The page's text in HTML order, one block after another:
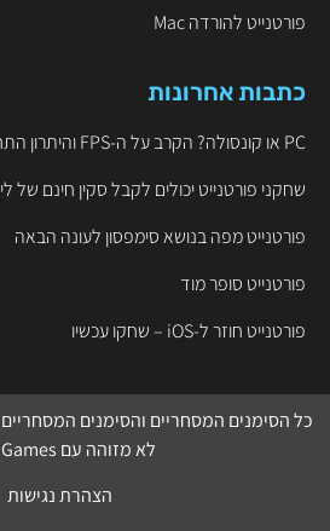
פורטנייט להורדה Mac
כתבות אחרונות
PC או קונסולה? הקרב על ה-FPS והיתרון התחרותי בפורטנייט
שחקני פורטנייט יכולים לקבל סקין חינם של
פורטנייט מפה בנושא סימפסון לעונה הבאה
פורטנייט סופר מוד
פורטנייט חוזר ל-iOS – שחקו עכשיו
כל הסימנים המסחריים והסימנים
לא מזוהה עם
הצהרת נגישות